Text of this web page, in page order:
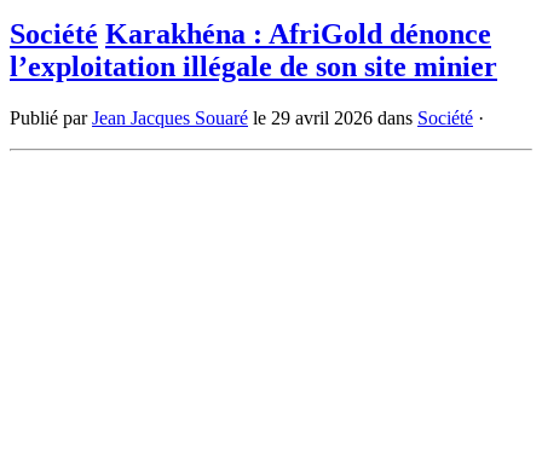
Société Karakhéna : AfriGold dénonce
l’exploitation illégale de son site minier
Publié parJean Jacques Souaré le 29 avril 2026 dans Société ·